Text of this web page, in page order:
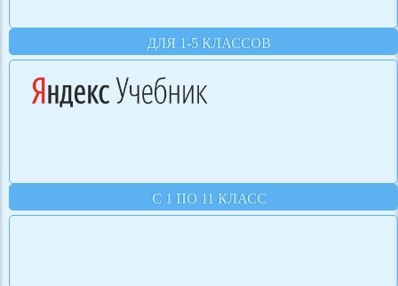
ДЛЯ 1-5 КЛАССОВ
С 1 ПО 11 КЛАСС